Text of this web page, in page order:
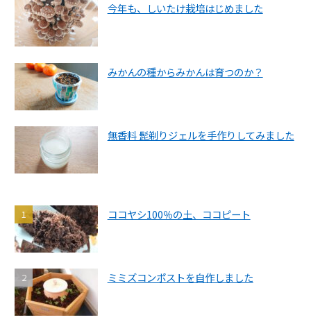
今年も、しいたけ栽培はじめました
みかんの種からみかんは育つのか？
無香料 髭剃りジェルを手作りしてみました
ココヤシ100％の土、ココピート
ミミズコンポストを自作しました